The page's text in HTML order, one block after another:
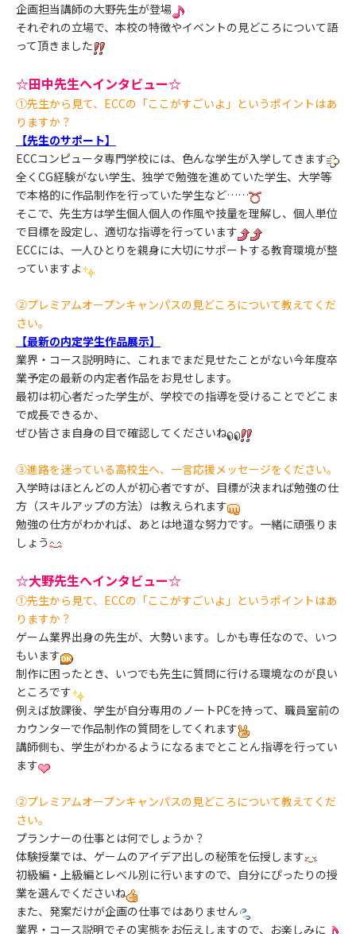
企画担当講師の大野先生が登場
それぞれの立場で、本校の特徴やイベントの見どころについて語
って頂きました
☆田中先生へインタビュー☆
①先生から見て、ECCの「ここがすごいよ」というポイントはあ
りますか？
【先生のサポート】
ECCコンピュータ専門学校には、色んな学生が入学してきます
全くCG経験がない学生、独学で勉強を進めていた学生、大学等
で本格的に作品制作を行っていた学生など……
そこで、先生方は学生個人個人の作風や技量を理解し、個人単位
で目標を設定し、適切な指導を行っています
ECCには、一人ひとりを親身に大切にサポートする教育環境が整
っていますよ
②プレミアムオープンキャンパスの見どころについて教えてくだ
さい。
【最新の内定学生作品展示】
業界・コース説明時に、これまでまだ見せたことがない今年度卒
業予定の最新の内定者作品をお見せします。
最初は初心者だった学生が、学校での指導を受けることでどこま
で成長できるか、
ぜひ皆さま自身の目で確認してくださいね
③進路を迷っている高校生へ、一言応援メッセージをください。
入学時はほとんどの人が初心者ですが、目標が決まれば勉強の仕
方（スキルアップの方法）は教えられます
勉強の仕方がわかれば、あとは地道な努力です。一緒に頑張りま
しょう
☆大野先生へインタビュー☆
①先生から見て、ECCの「ここがすごいよ」というポイントはあ
りますか？
ゲーム業界出身の先生が、大勢います。しかも専任なので、いつ
もいます
制作に困ったとき、いつでも先生に質問に行ける環境なのが良い
ところです
例えば放課後、学生が自分専用のノートPCを持って、職員室前の
カウンターで作品制作の質問をしてくれます
講師側も、学生がわかるようになるまでとことん指導を行ってい
ます
②プレミアムオープンキャンパスの見どころについて教えてくだ
さい。
プランナーの仕事とは何でしょうか？
体験授業では、ゲームのアイデア出しの秘策を伝授します
初級編・上級編とレベル別に行いますので、自分にぴったりの授
業を選んでくださいね
また、発案だけが企画の仕事ではありません
業界・コース説明でその実態をお伝えしますので、お楽しみに